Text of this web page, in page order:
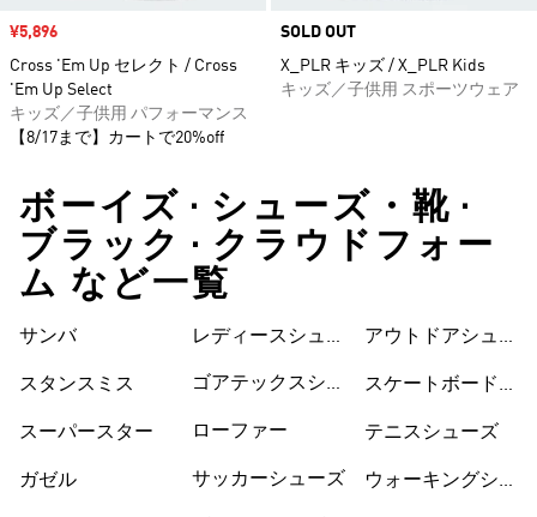
セール価格
¥5,896
Cross 'Em Up セレクト / Cross
'Em Up Select
キッズ／子供用 パフォーマンス
【8/17まで】カートで20%off
SOLD OUT
X_PLR キッズ / X_PLR Kids
キッズ／子供用 スポーツウェア
ボーイズ • シューズ・靴 •
ブラック • クラウドフォー
ム など一覧
サンバ
スタンスミス
スーパースター
ガゼル
レディースシュー
ゴアテックスシュ
ローファー
サッカーシューズ
シューズ
アウトドアシュー
スケートボードシ
テニスシューズ
ウォーキングシュ